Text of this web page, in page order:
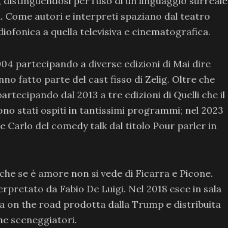
Come autori e interpreti spaziano dal teatro
a quella televisiva e cinematografica.
partecipando a diverse edizioni di Mai dire
fatto parte del cast fisso di Zelig. Oltre che
dal 2013 a tre edizioni di Quelli che il
stati ospiti in tantissimi programmi; nel 2023
Carlo del comedy talk dal titolo Pour parler in
se è amore non si vede di Ficarra e Picone.
da Fabio De Luigi. Nel 2018 esce in sala
on the road prodotta dalla Trump e distribuita
sceneggiatori.